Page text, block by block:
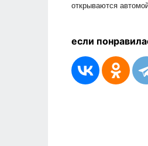
открываются
если